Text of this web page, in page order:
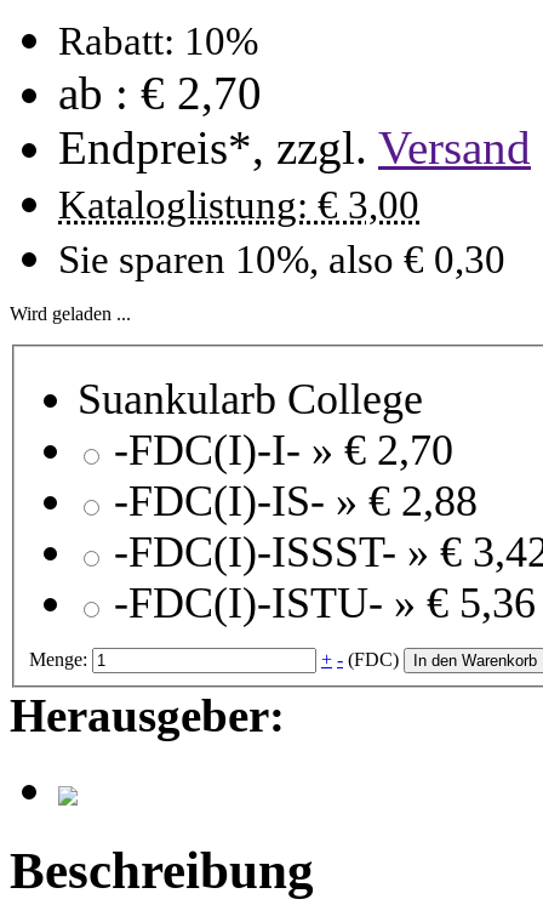
Rabatt: 10%
ab : € 2,70
Endpreis*, zzgl. Versand
Kataloglistung: € 3,00
Sie sparen 10%, also € 0,30
Wird geladen ...
Suankularb College
-FDC(I)-I- » € 2,70
-FDC(I)-IS- » € 2,88
-FDC(I)-ISSST- » €
-FDC(I)-ISTU- » € 5,36
Menge: + - (FDC) In den Warenkorb
Herausgeber:
Beschreibung